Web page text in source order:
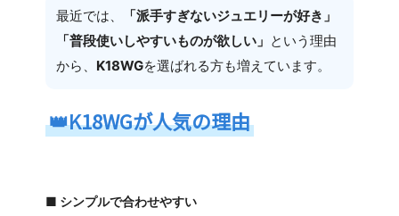
最近では、
「派手すぎないジュエリーが好き」
「普段使いしやすいものが欲しい」 という理由
から、 K18WGを選ばれる方も増えています。
👑K18WGが人気の理由
■ シンプルで合わせやすい